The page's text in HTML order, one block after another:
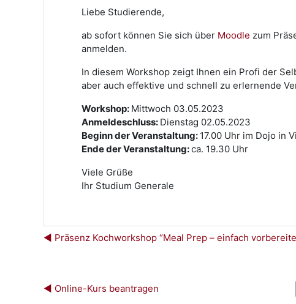
Liebe Studierende,
ab sofort können Sie sich über Moodle zum
anmelden.
In diesem Workshop zeigt Ihnen ein Profi der
aber auch effektive und schnell zu erlernende
Workshop: Mittwoch 03.05.2023
Anmeldeschluss: Dienstag 02.05.2023
Beginn der Veranstaltung: 17.00 Uhr im Dojo in
Ende der Veranstaltung:ca. 19.30 Uhr
Viele Grüße
Ihr Studium Generale
◀︎ Präsenz Kochworkshop “Meal Prep – einfach
◀︎ Online-Kurs beantragen